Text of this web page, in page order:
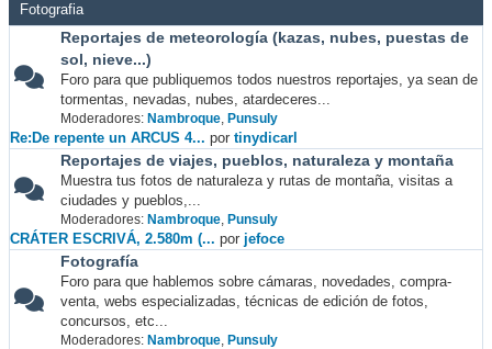
Fotografia
Reportajes de meteorología (kazas, nubes, puestas de
sol, nieve...)
Foro para que publiquemos todos nuestros reportajes, ya sean de
tormentas, nevadas, nubes, atardeceres...
Moderadores: Nambroque, Punsuly
Re:De repente un ARCUS 4... por tinydicarl
Reportajes de viajes, pueblos, naturaleza y montaña
Muestra tus fotos de naturaleza y rutas de montaña, visitas a
ciudades y pueblos,...
Moderadores: Nambroque, Punsuly
CRÁTER ESCRIVÁ, 2.580m (... por jefoce
Fotografía
Foro para que hablemos sobre cámaras, novedades, compra-
venta, webs especializadas, técnicas de edición de fotos,
concursos, etc...
Moderadores: Nambroque, Punsuly